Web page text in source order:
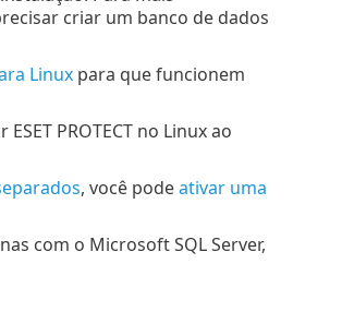
criar um banco de dados
Linuxpara que funcionem
PROTECT no Linux ao
, você podeativar uma
com o Microsoft SQL Server,